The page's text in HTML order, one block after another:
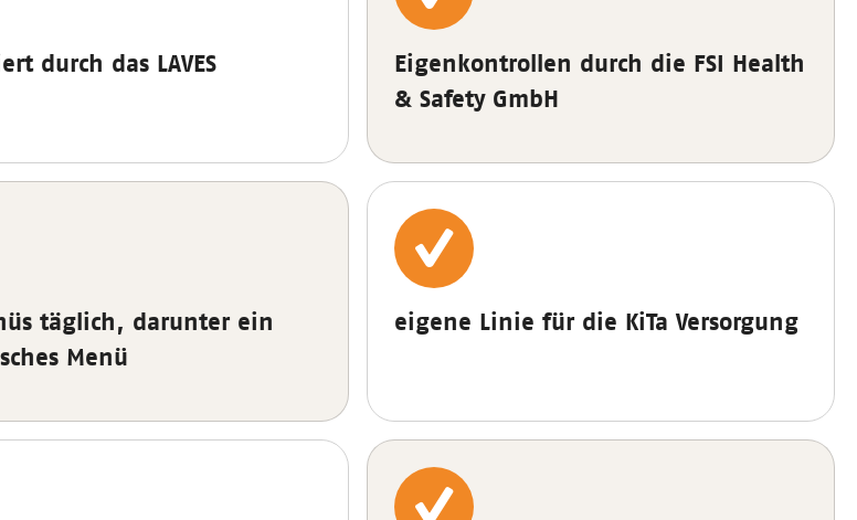
durch das LAVES
Eigenkontrollen durch die FSI Health
& Safety GmbH
täglich, darunter ein
Menü
eigene Linie für die KiTa Versorgung